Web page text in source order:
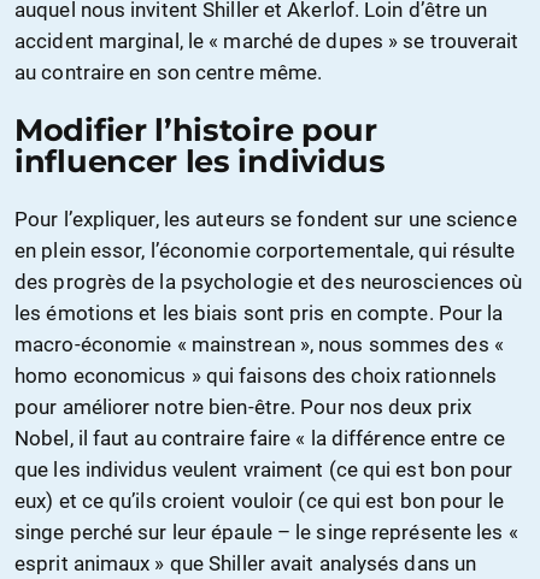
auquel nous invitent Shiller et Akerlof. Loin d’être un
accident marginal, le « marché de dupes » se trouverait
au contraire en son centre même.
Modifier l’histoire pour
influencer les individus
Pour l’expliquer, les auteurs se fondent sur une science
en plein essor, l’économie corportementale, qui résulte
des progrès de la psychologie et des neurosciences où
les émotions et les biais sont pris en compte. Pour la
macro-économie « mainstrean », nous sommes des «
homo economicus » qui faisons des choix rationnels
pour améliorer notre bien-être. Pour nos deux prix
Nobel, il faut au contraire faire « la différence entre ce
que les individus veulent vraiment (ce qui est bon pour
eux) et ce qu’ils croient vouloir (ce qui est bon pour le
singe perché sur leur épaule – le singe représente les «
esprit animaux » que Shiller avait analysés dans un